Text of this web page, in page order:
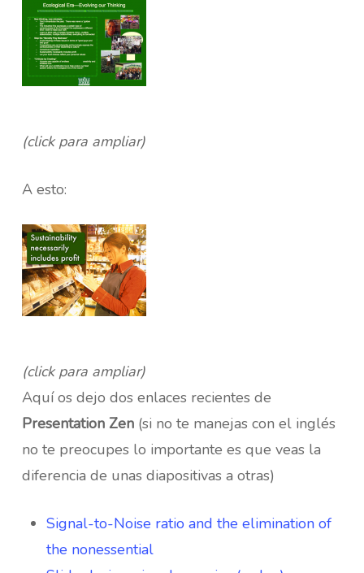
(click para ampliar)
A esto:
(click para ampliar)
Aquí os dejo dos enlaces recientes de
Presentation Zen(si no te manejas con el inglés
no te preocupes lo importante es que veas la
diferencia de unas diapositivas a otras)
Signal-to-Noise ratio and the elimination of
the nonessential